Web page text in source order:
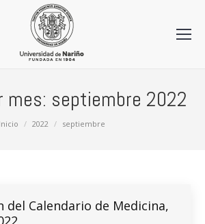
mes: septiembre 2022
Inicio 2022 septiembre
del Calendario de Medicina,